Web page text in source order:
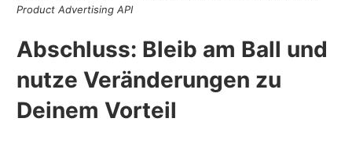
Product Advertising API
Abschluss: Bleib am Ball und
nutze Veränderungen zu
Deinem Vorteil